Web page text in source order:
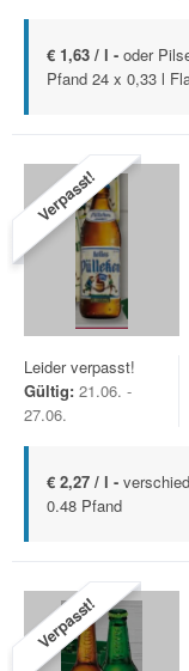
€ 1,63 / l - oder
Pfand 24 x 0,33 l
Verpasst!
Leider verpasst!
Gültig: 21.06. -
27.06.
€ 2,27 / l -
0.48 Pfand
Verpasst!